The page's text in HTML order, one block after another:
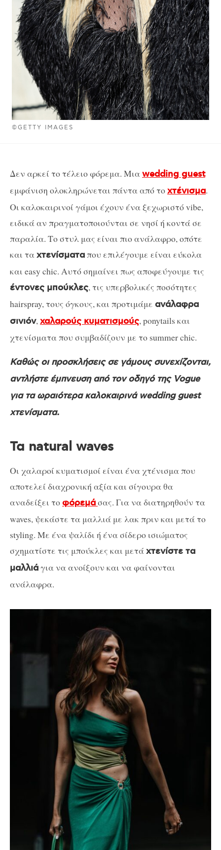
©GETTY IMAGES
Δεν αρκεί το τέλειο φόρεμα. Μιαwedding guest
εμφάνιση ολοκληρώνεται πάντα από τοχτένισμα.
Οι καλοκαιρινοί γάμοι έχουν ένα ξεχωριστό vibe,
ειδικά αν πραγματοποιούνται σε νησί ή κοντά σε
παραλία. Το στυλ μας είναι πιο ανάλαφρο, οπότε
και ταχτενίσματαπου επιλέγουμε είναι εύκολα
και easy chic. Αυτό σημαίνει πως αποφεύγουμε τις
έντονες μπούκλες, τις υπερβολικές ποσότητες
hairspray, τους όγκους, και προτιμάμε ανάλαφρα
σινιόν, χαλαρούς κυματισμούς, ponytails και
χτενίσματα που συμβαδίζουν με το summer chic.
Καθώς οι προσκλήσεις σε γάμους συνεχίζονται,
αντλήστε έμπνευση από τον οδηγό της Vogue
για τα ωραιότερα καλοκαιρινά wedding guest
χτενίσματα.
Τα natural waves
Οι χαλαροί κυματισμοί είναι ένα χτένισμα που
αποτελεί διαχρονική αξία και σίγουρα θα
αναδείξει τοφόρεμάσας. Για να διατηρηθούν τα
waves, ψεκάστε τα μαλλιά με λακ πριν και μετά το
styling. Με ένα ψαλίδι ή ένα σίδερο ισιώματος
σχηματίστε τις μπούκλες και μετάχτενίστε τα
μαλλιάγια να ανοίξουν και να φαίνονται
ανάλαφρα.